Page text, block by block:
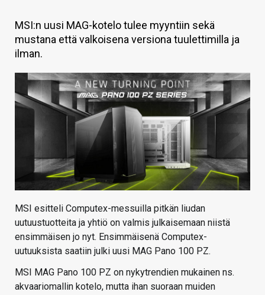
TIETOA
HINTA.FI
KAUPPA
VAIHDA TEEMA
HAKU
MSI:n uusi MAG-kotelo tulee myyntiin sekä
mustana että valkoisena versiona tuulettimilla ja
ilman.
MSI esitteli Computex-messuilla pitkän liudan
uutuustuotteita ja yhtiö on valmis julkaisemaan niistä
ensimmäisen jo nyt. Ensimmäisenä Computex-
uutuuksista saatiin julki uusi MAG Pano 100 PZ.
MSI MAG Pano 100 PZ on nykytrendien mukainen ns.
akvaariomallin kotelo, mutta ihan suoraan muiden